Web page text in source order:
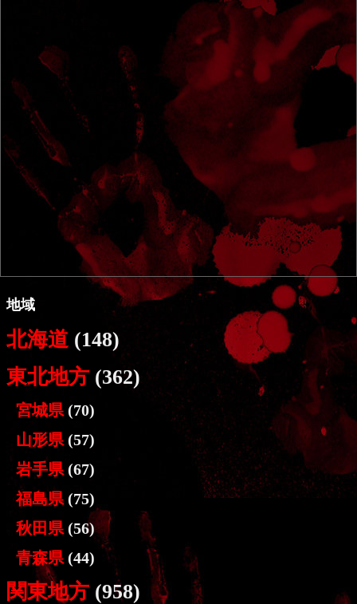
地域
北海道(148)
東北地方 (362)
宮城県 (70)
山形県 (57)
岩手県 (67)
福島県 (75)
秋田県 (56)
青森県 (44)
関東地方 (958)